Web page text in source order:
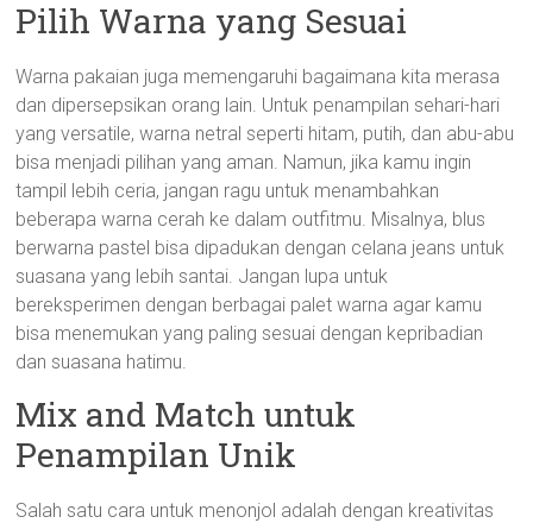
Pilih Warna yang Sesuai
Warna pakaian juga memengaruhi bagaimana kita merasa
dan dipersepsikan orang lain. Untuk penampilan sehari-hari
yang versatile, warna netral seperti hitam, putih, dan abu-abu
bisa menjadi pilihan yang aman. Namun, jika kamu ingin
tampil lebih ceria, jangan ragu untuk menambahkan
beberapa warna cerah ke dalam outfitmu. Misalnya, blus
berwarna pastel bisa dipadukan dengan celana jeans untuk
suasana yang lebih santai. Jangan lupa untuk
bereksperimen dengan berbagai palet warna agar kamu
bisa menemukan yang paling sesuai dengan kepribadian
dan suasana hatimu.
Mix and Match untuk
Penampilan Unik
Salah satu cara untuk menonjol adalah dengan kreativitas